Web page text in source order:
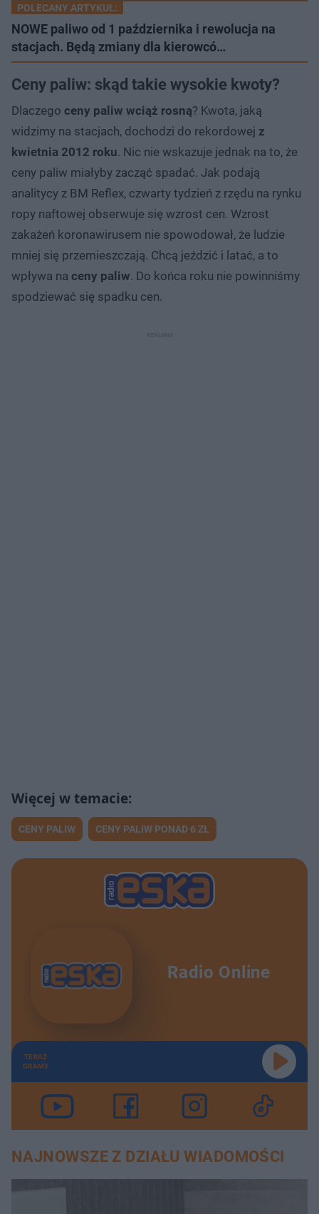
POLECANY ARTYKUŁ:
NOWE paliwo od 1 października i rewolucja na
stacjach. Będą zmiany dla kierowcó…
Ceny paliw: skąd takie wysokie kwoty?
Dlaczego ceny paliw wciąż rosną? Kwota, jaką
widzimy na stacjach, dochodzi do rekordowej z
kwietnia 2012 roku. Nic nie wskazuje jednak na to, że
ceny paliw miałyby zacząć spadać. Jak podają
analitycy z BM Reflex, czwarty tydzień z rzędu na rynku
ropy naftowej obserwuje się wzrost cen. Wzrost
zakażeń koronawirusem nie spowodował, że ludzie
mniej się przemieszczają. Chcą jeździć i latać, a to
wpływa na ceny paliw. Do końca roku nie powinniśmy
spodziewać się spadku cen.
CENY PALIW CENY PALIW PONAD 6 ZŁ
Radio Online
TERAZ
GRAMY
NAJNOWSZE Z DZIAŁU WIADOMOŚCI